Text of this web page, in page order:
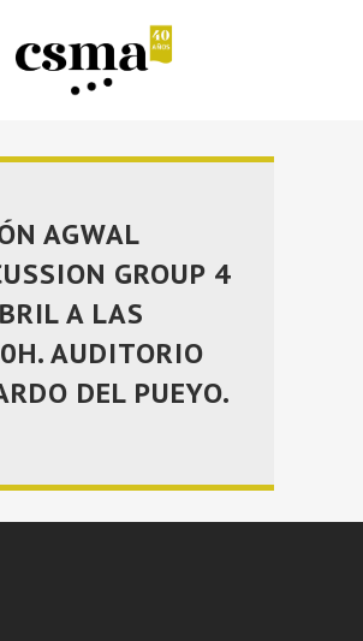
AGWAL
GROUP 4
A LAS
AUDITORIO
DEL PUEYO.